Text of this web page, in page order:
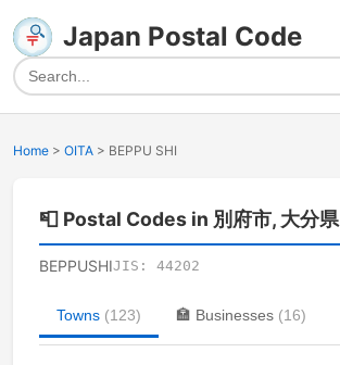
Japan Postal Code
Home > OITA > BEPPU SHI
📮 Postal Codes in 別府市, 大分県
BEPPUSHIJIS: 44202
Towns (123) 🏣 Businesses (16)